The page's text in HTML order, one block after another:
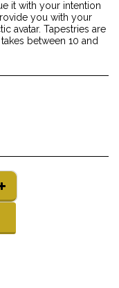
it with your intention
you with your
avatar. Tapestries are
between 10 and